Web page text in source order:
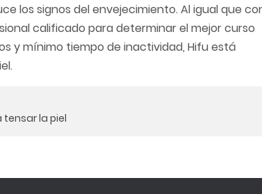
los signos del envejecimiento. Al igual que
calificado para determinar el mejor curso
y mínimo tiempo de inactividad, Hifu está
la piel